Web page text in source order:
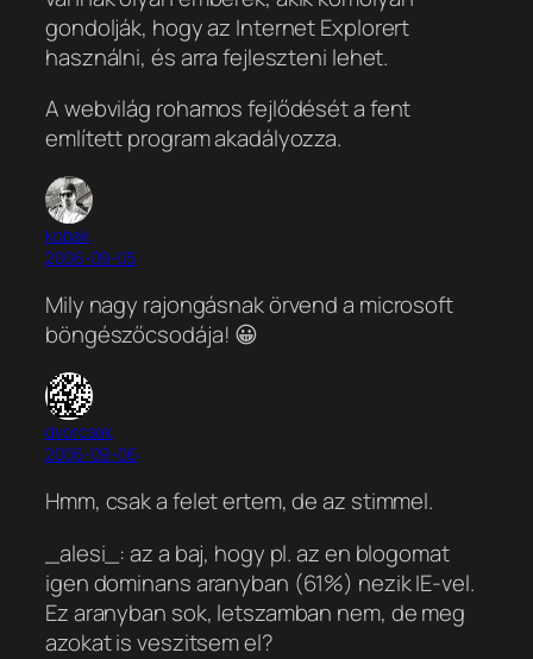
gondolják, hogy az Internet Explorert
használni, és arra fejleszteni lehet.
A webvilág rohamos fejlődését a fent
említett program akadályozza.
kobak
2006-09-05
Mily nagy rajongásnak örvend a microsoft
böngészőcsodája! 😀
dvorcsak
2006-09-06
Hmm, csak a felet ertem, de az stimmel.
_alesi_: az a baj, hogy pl. az en blogomat
igen dominans aranyban (61%) nezik IE-vel.
Ez aranyban sok, letszamban nem, de meg
azokat is veszitsem el?